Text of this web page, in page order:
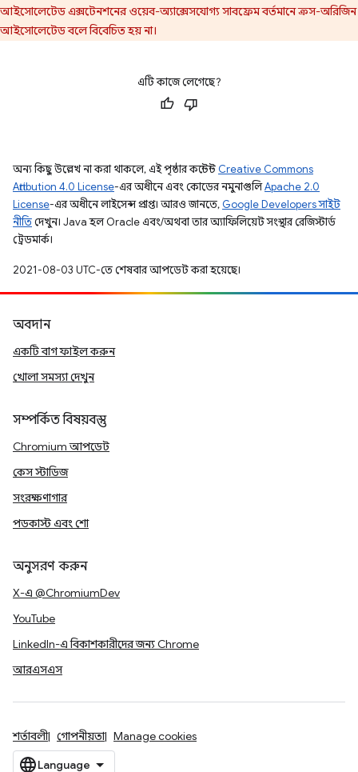
আইসোলেটেড এক্সটেনশনের ওয়েব-অ্যাক্সেসযোগ্য সাবফ্রেম বর্তমানে ক্রস-অরিজিন
আইসোলেটেড বলে বিবেচিত হয় না।
এটি কাজে লেগেছে?
অন্য কিছু উল্লেখ না করা থাকলে, এই পৃষ্ঠার কন্টেন্ট Creative Commons
Attribution 4.0 License-এর অধীনে এবং কোডের নমুনাগুলিApache 2.0
License-এর অধীনে লাইসেন্স প্রাপ্ত। আরও জানতে, Google Developers সাইট
নীতিদেখুন। Java হল Oracle এবং/অথবা তার অ্যাফিলিয়েট সংস্থার রেজিস্টার্ড
ট্রেডমার্ক।
2021-08-03 UTC-তে শেষবার আপডেট করা হয়েছে।
অবদান
একটি বাগ ফাইল করুন
খোলা সমস্যা দেখুন
সম্পর্কিত বিষয়বস্তু
Chromium আপডেট
কেস স্টাডিজ
সংরক্ষণাগার
পডকাস্ট এবং শো
অনুসরণ করুন
X-এ @ChromiumDev
YouTube
LinkedIn-এ বিকাশকারীদের জন্য Chrome
আরএসএস
শর্তাবলী গোপনীয়তা Manage cookies